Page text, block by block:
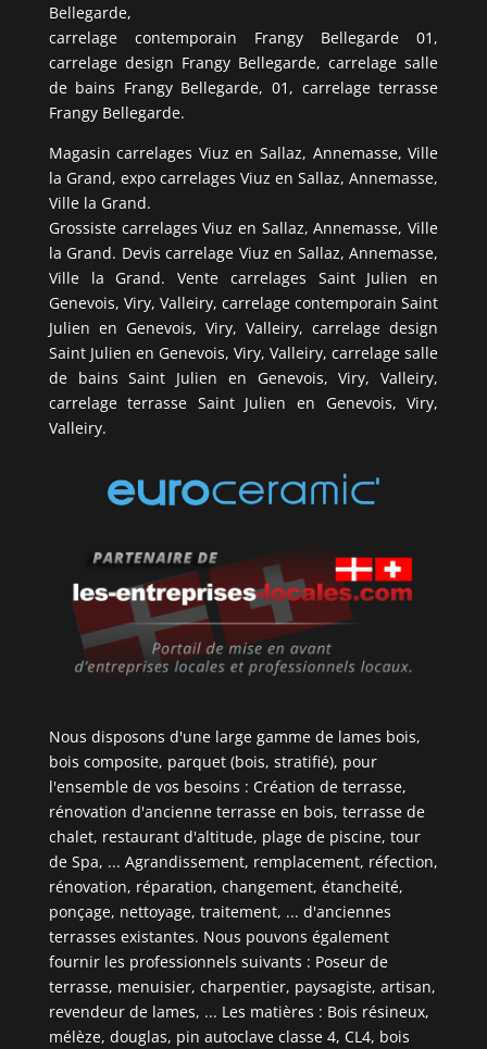
Bellegarde,
carrelage contemporain Frangy Bellegarde 01,
carrelage design Frangy Bellegarde, carrelage salle
de bains Frangy Bellegarde, 01, carrelage terrasse
Frangy Bellegarde.
Magasin carrelages Viuz en Sallaz, Annemasse, Ville
la Grand, expo carrelages Viuz en Sallaz, Annemasse,
Ville la Grand.
Grossiste carrelages Viuz en Sallaz, Annemasse, Ville
la Grand. Devis carrelage Viuz en Sallaz, Annemasse,
Ville la Grand. Vente carrelages Saint Julien en
Genevois, Viry, Valleiry, carrelage contemporain Saint
Julien en Genevois, Viry, Valleiry, carrelage design
Saint Julien en Genevois, Viry, Valleiry, carrelage salle
de bains Saint Julien en Genevois, Viry, Valleiry,
carrelage terrasse Saint Julien en Genevois, Viry,
Valleiry.
Nous disposons d'une large gamme de lames bois,
bois composite, parquet (bois, stratifié), pour
l'ensemble de vos besoins : Création de terrasse,
rénovation d'ancienne terrasse en bois, terrasse de
chalet, restaurant d'altitude, plage de piscine, tour
de Spa, ... Agrandissement, remplacement, réfection,
rénovation, réparation, changement, étancheité,
ponçage, nettoyage, traitement, ... d'anciennes
terrasses existantes. Nous pouvons également
fournir les professionnels suivants : Poseur de
terrasse, menuisier, charpentier, paysagiste, artisan,
revendeur de lames, ... Les matières : Bois résineux,
mélèze, douglas, pin autoclave classe 4, CL4, bois